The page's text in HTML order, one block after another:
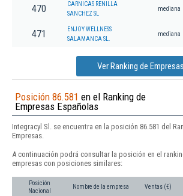
470
CARNICAS RENILLA
SANCHEZ SL
mediana
471
ENJOY WELLNESS
SALAMANCA SL.
mediana
Ver Ranking de
Posición 86.581 en el Ranking de
Empresas Españolas
Integracyl Sl. se encuentra en la posición 86.581 del
Empresas.
A continuación podrá consultar la posición en el
empresas con posiciones similares:
Posición
Nacional
Nombre de la empresa Ventas (€)